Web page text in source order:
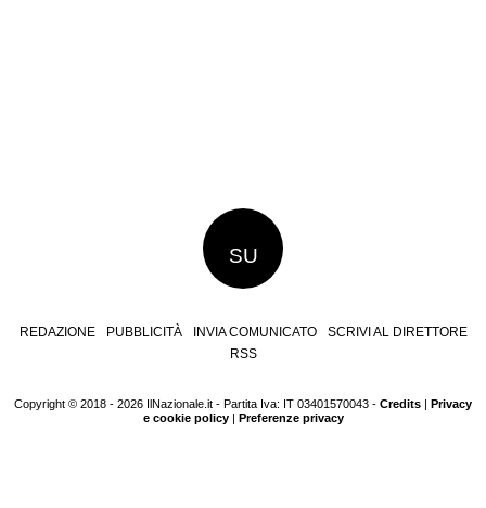
SU
REDAZIONE PUBBLICITÀ INVIA COMUNICATO
SCRIVI AL DIRETTORE
RSS
Copyright © 2018 - 2026 IlNazionale.it - Partita Iva: IT 03401570043 - Credits | Privacy
e cookie policy| Preferenze privacy